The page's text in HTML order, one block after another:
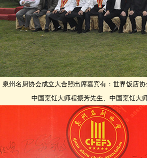
泉州名厨协会成立大合照出席嘉宾有：世界饭店
中国烹饪大师程振芳先生、中国烹饪大